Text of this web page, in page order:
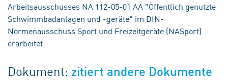
Arbeitsausschusses NA 112-05-01 AA "Öffentlich genutzte
Schwimmbadanlagen und -geräte" im DIN-
Normenausschuss Sport und Freizeitgeräte (NASport)
erarbeitet.
Dokument: zitiert andere Dokumente